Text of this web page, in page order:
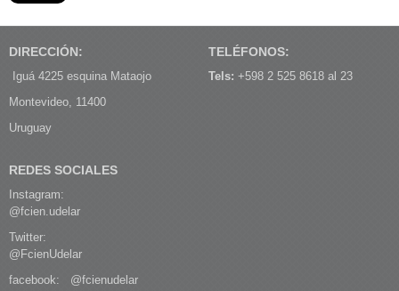
DIRECCIÓN:
Iguá 4225 esquina Mataojo
Montevideo, 11400
Uruguay
TELÉFONOS:
Tels: +598 2 525 8618 al 23
REDES SOCIALES
Instagram:
@fcien.udelar
Twitter:
@FcienUdelar
facebook: @fcienudelar